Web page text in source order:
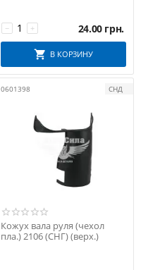
+
− 24.00 грн.
В КОРЗИНУ
0601398 СНД
Кожух вала руля (чехол
пла.) 2106 (СНГ) (верх.)